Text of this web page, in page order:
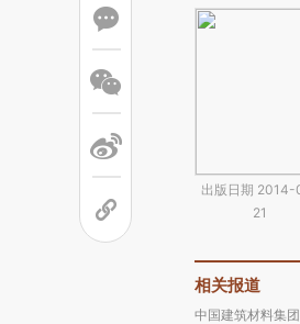
出版日期
21
相关报道
中国建筑材料集